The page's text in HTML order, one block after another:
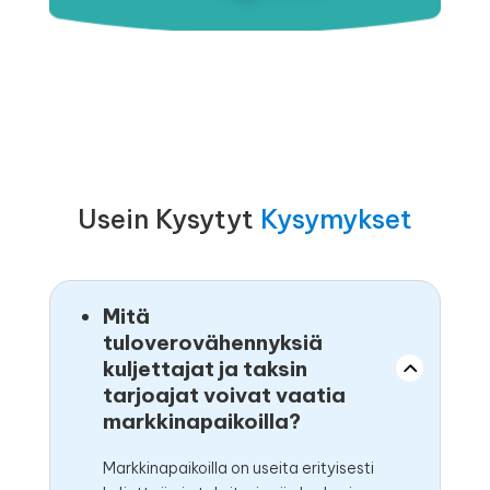
Mitä
tuloverovähennyksiä
kuljettajat ja taksin
tarjoajat voivat vaatia
markkinapaikoilla?